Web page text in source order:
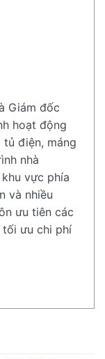
Giám đốc
hoạt động
điện, máng
nhà
vực phía
và nhiều
ưu tiên các
tối ưu chi phí